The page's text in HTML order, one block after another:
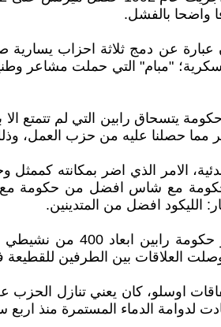
واضحا بالفشل.
كما اسلفنا، عشية انتخابات 1992. وكان
"مبام" التي حملت مشاعر
في خدمة حكومة يتسحاق رابين التي
حصلنا عليه من حزب العمل،
الامر الذي اضر بمكانته كممثل
مع شاس افضل من حكومة مع
الليكود افضل من المتدينين.
بين الطرفين للقطيعة في
رابين عام 1992 على اساس اتفاقات
لدوامة الدماء المستمرة منذ اربع